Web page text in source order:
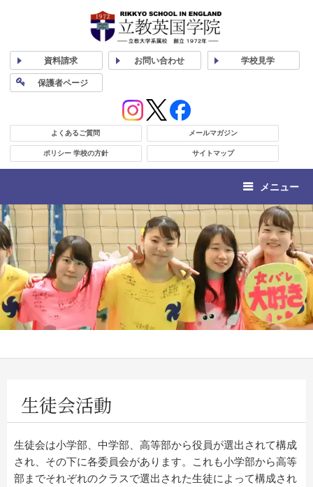
資料請求 お問い合わせ 学校見学
保護者ページ
よくあるご質問 メールマガジン
ポリシー 学校の方針 サイトマップ
メニュー
生徒会活動
生徒会は小学部、中学部、高等部から役員が選出されて構成
され、その下に各委員会があります。これも小学部から高等
部までそれぞれのクラスで選出された生徒によって構成され